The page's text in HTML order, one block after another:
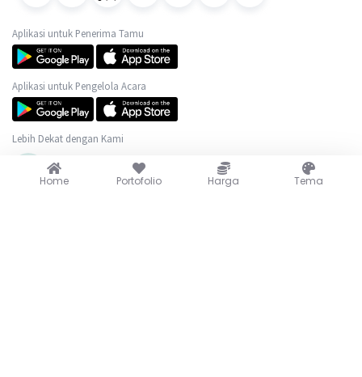
Aplikasi untuk Penerima Tamu
Aplikasi untuk Pengelola Acara
Lebih Dekat dengan Kami
(+62) 889-0625-0517
Home Portofolio Harga Tema